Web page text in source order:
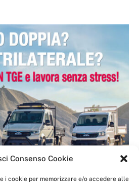
Consenso Cookie
i cookie per memorizzare e/o accedere alle